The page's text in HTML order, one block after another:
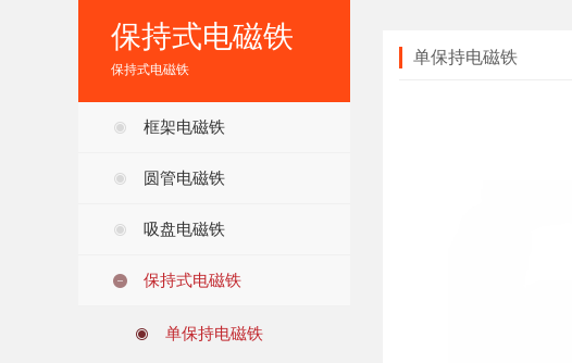
保持式电磁铁
保持式电磁铁
框架电磁铁
圆管电磁铁
吸盘电磁铁
保持式电磁铁
单保持电磁铁
单保持电磁铁